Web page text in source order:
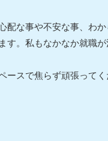
配な事や不安な事、わ
す。私もなかなか就職
ースで焦らず頑張って